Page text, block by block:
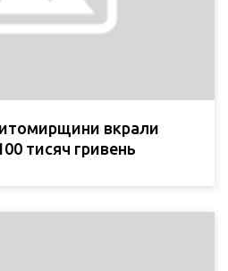
вкрали
тисяч гривень